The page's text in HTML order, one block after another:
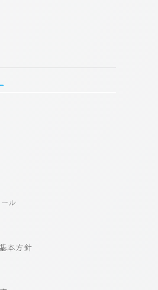
ル
本方針